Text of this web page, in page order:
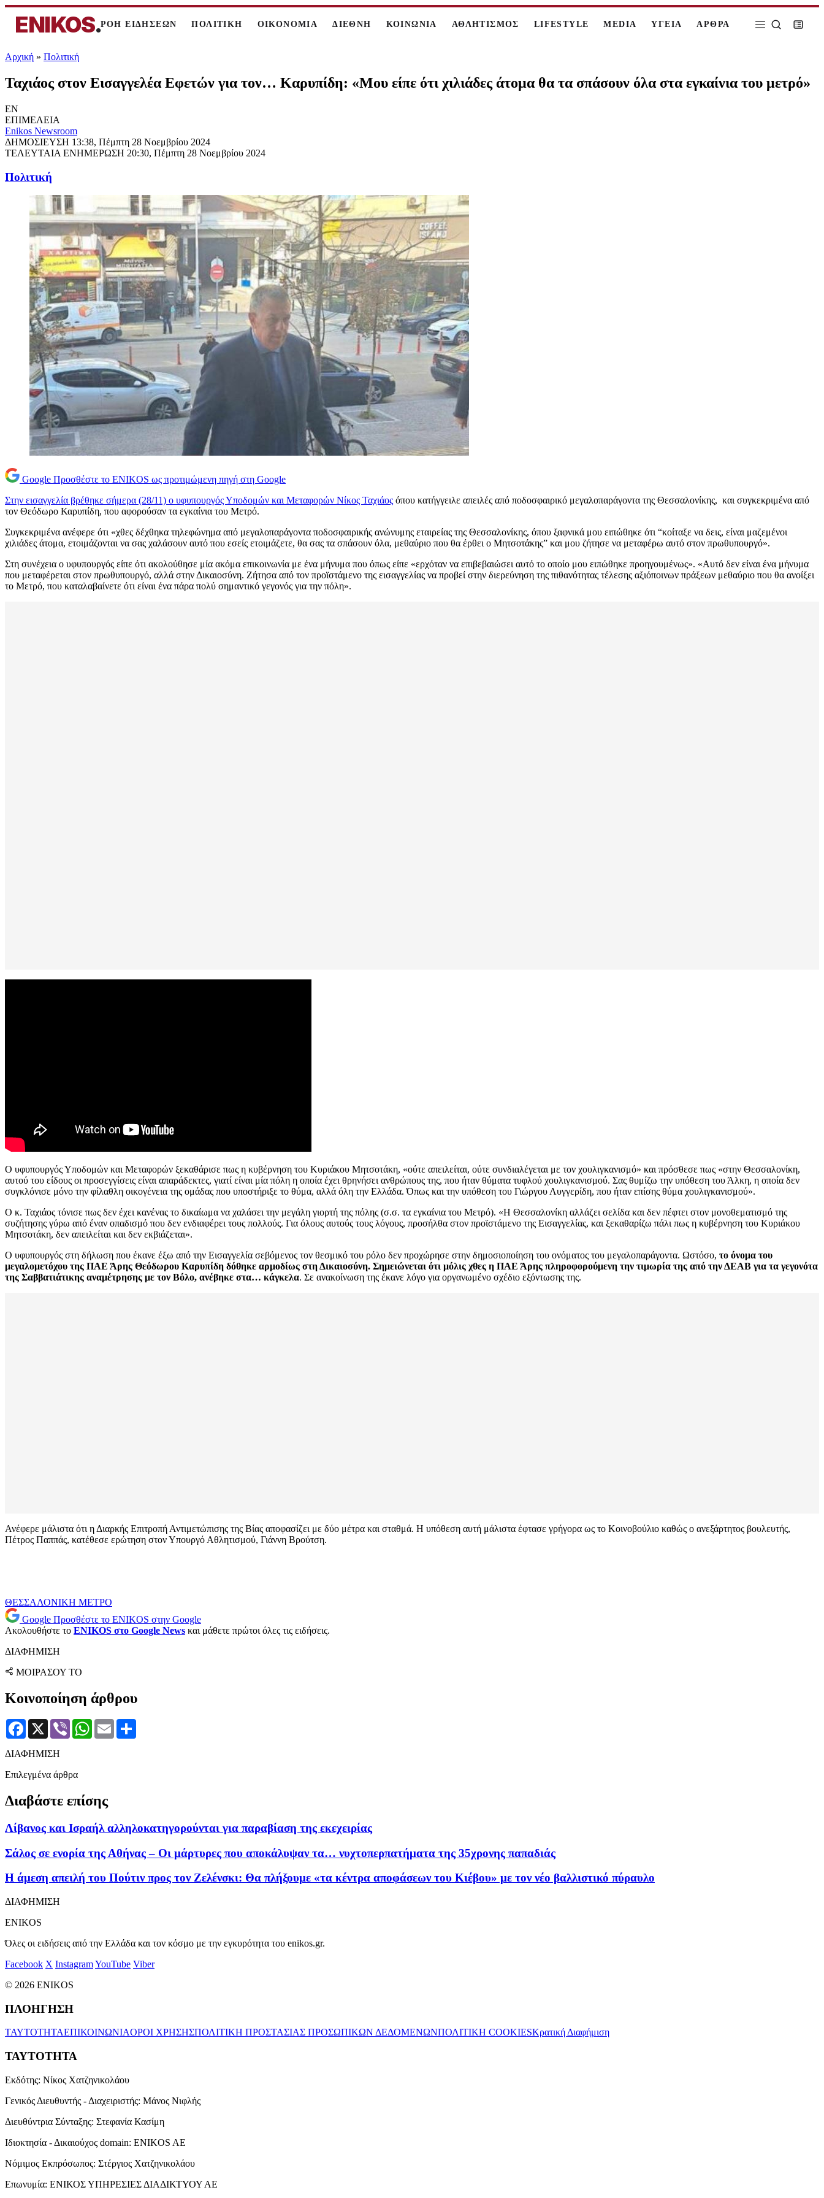
ENIKOS.ΡΟΗ ΕΙΔΗΣΕΩΝ ΠΟΛΙΤΙΚΗ ΟΙΚΟΝΟΜΙΑ ΔΙΕΘΝΗ ΚΟΙΝΩΝΙΑ ΑΘΛΗΤΙΣΜΟΣ LIFESTYLE MEDIA ΥΓΕΙΑ ΑΡΘΡΑ
Αρχική » Πολιτική
Ταχιάος στον Εισαγγελέα Εφετών για τον… Καρυπίδη: «Μου είπε ότι χιλιάδες άτομα θα τα σπάσουν όλα στα εγκαίνια του μετρό»
EN
ΕΠΙΜΕΛΕΙΑ
Enikos Newsroom
ΔΗΜΟΣΙΕΥΣΗ 13:38, Πέμπτη 28 Νοεμβρίου 2024
ΤΕΛΕΥΤΑΙΑ ΕΝΗΜΕΡΩΣΗ 20:30, Πέμπτη 28 Νοεμβρίου 2024
Πολιτική
Google Προσθέστε το ENIKOS ως προτιμώμενη πηγή στη Google
Στην εισαγγελία βρέθηκε σήμερα (28/11) ο υφυπουργός Υποδομών και Μεταφορών Νίκος Ταχιάος όπου κατήγγειλε απειλές από ποδοσφαιρικό μεγαλοπαράγοντα της Θεσσαλονίκης, και συγκεκριμένα από
τον Θεόδωρο Καρυπίδη, που αφορούσαν τα εγκαίνια του Μετρό.
Συγκεκριμένα ανέφερε ότι «χθες δέχθηκα τηλεφώνημα από μεγαλοπαράγοντα ποδοσφαιρικής ανώνυμης εταιρείας της Θεσσαλονίκης, όπου ξαφνικά μου ειπώθηκε ότι “κοίταξε να δεις, είναι μαζεμένοι
χιλιάδες άτομα, ετοιμάζονται να σας χαλάσουν αυτό που εσείς ετοιμάζετε, θα σας τα σπάσουν όλα, μεθαύριο που θα έρθει ο Μητσοτάκης” και μου ζήτησε να μεταφέρω αυτό στον πρωθυπουργό».
Στη συνέχεια ο υφυπουργός είπε ότι ακολούθησε μία ακόμα επικοινωνία με ένα μήνυμα που όπως είπε «ερχόταν να επιβεβαιώσει αυτό το οποίο μου ειπώθηκε προηγουμένως». «Αυτό δεν είναι ένα μήνυμα
που μεταφέρεται στον πρωθυπουργό, αλλά στην Δικαιοσύνη. Ζήτησα από τον προϊστάμενο της εισαγγελίας να προβεί στην διερεύνηση της πιθανότητας τέλεσης αξιόποινων πράξεων μεθαύριο που θα ανοίξει
το Μετρό, που καταλαβαίνετε ότι είναι ένα πάρα πολύ σημαντικό γεγονός για την πόλη».
Ο υφυπουργός Υποδομών και Μεταφορών ξεκαθάρισε πως η κυβέρνηση του Κυριάκου Μητσοτάκη, «ούτε απειλείται, ούτε συνδιαλέγεται με τον χουλιγκανισμό» και πρόσθεσε πως «στην Θεσσαλονίκη,
αυτού του είδους οι προσεγγίσεις είναι απαράδεκτες, γιατί είναι μία πόλη η οποία έχει θρηνήσει ανθρώπους της, που ήταν θύματα τυφλού χουλιγκανισμού. Σας θυμίζω την υπόθεση του Άλκη, η οποία δεν
συγκλόνισε μόνο την φίλαθλη οικογένεια της ομάδας που υποστήριξε το θύμα, αλλά όλη την Ελλάδα. Όπως και την υπόθεση του Γιώργου Λυγγερίδη, που ήταν επίσης θύμα χουλιγκανισμού».
Ο κ. Ταχιάος τόνισε πως δεν έχει κανένας το δικαίωμα να χαλάσει την μεγάλη γιορτή της πόλης (σ.σ. τα εγκαίνια του Μετρό). «Η Θεσσαλονίκη αλλάζει σελίδα και δεν πέφτει στον μονοθεματισμό της
συζήτησης γύρω από έναν οπαδισμό που δεν ενδιαφέρει τους πολλούς. Για όλους αυτούς τους λόγους, προσήλθα στον προϊστάμενο της Εισαγγελίας, και ξεκαθαρίζω πάλι πως η κυβέρνηση του Κυριάκου
Μητσοτάκη, δεν απειλείται και δεν εκβιάζεται».
Ο υφυπουργός στη δήλωση που έκανε έξω από την Εισαγγελία σεβόμενος τον θεσμικό του ρόλο δεν προχώρησε στην δημοσιοποίηση του ονόματος του μεγαλοπαράγοντα. Ωστόσο, το όνομα του
μεγαλομετόχου της ΠΑΕ Άρης Θεόδωρου Καρυπίδη δόθηκε αρμοδίως στη Δικαιοσύνη. Σημειώνεται ότι μόλις χθες η ΠΑΕ Άρης πληροφορούμενη την τιμωρία της από την ΔΕΑΒ για τα γεγονότα
της Σαββατιάτικης αναμέτρησης με τον Βόλο, ανέβηκε στα… κάγκελα. Σε ανακοίνωση της έκανε λόγο για οργανωμένο σχέδιο εξόντωσης της.
Ανέφερε μάλιστα ότι η Διαρκής Επιτροπή Αντιμετώπισης της Βίας αποφασίζει με δύο μέτρα και σταθμά. Η υπόθεση αυτή μάλιστα έφτασε γρήγορα ως το Κοινοβούλιο καθώς ο ανεξάρτητος βουλευτής,
Πέτρος Παππάς, κατέθεσε ερώτηση στον Υπουργό Αθλητισμού, Γιάννη Βρούτση.
ΘΕΣΣΑΛΟΝΙΚΗ ΜΕΤΡΟ
Google Προσθέστε το ENIKOS στην Google
Ακολουθήστε το ENIKOS στο Google News και μάθετε πρώτοι όλες τις ειδήσεις.
ΔΙΑΦΗΜΙΣΗ
ΜΟΙΡΑΣΟΥ ΤΟ
Κοινοποίηση άρθρου
Facebook
X Viber WhatsApp
Email
ΔΙΑΦΗΜΙΣΗ
Επιλεγμένα άρθρα
Διαβάστε επίσης
Λίβανος και Ισραήλ αλληλοκατηγορούνται για παραβίαση της εκεχειρίας
Σάλος σε ενορία της Αθήνας – Οι μάρτυρες που αποκάλυψαν τα… νυχτοπερπατήματα της 35χρονης παπαδιάς
Η άμεση απειλή του Πούτιν προς τον Ζελένσκι: Θα πλήξουμε «τα κέντρα αποφάσεων του Κιέβου» με τον νέο βαλλιστικό πύραυλο
ΔΙΑΦΗΜΙΣΗ
ENIKOS
Όλες οι ειδήσεις από την Ελλάδα και τον κόσμο με την εγκυρότητα του enikos.gr.
Facebook X InstagramYouTube Viber
© 2026 ENIKOS
ΠΛΟΗΓΗΣΗ
ΤΑΥΤΟΤΗΤΑΕΠΙΚΟΙΝΩΝΙΑΟΡΟΙ ΧΡΗΣΗΣΠΟΛΙΤΙΚΗ ΠΡΟΣΤΑΣΙΑΣ ΠΡΟΣΩΠΙΚΩΝ ΔΕΔΟΜΕΝΩΝΠΟΛΙΤΙΚΗ COOKIESΚρατική Διαφήμιση
ΤΑΥΤΟΤΗΤΑ
Εκδότης: Νίκος Χατζηνικολάου
Γενικός Διευθυντής - Διαχειριστής: Μάνος Νιφλής
Διευθύντρια Σύνταξης: Στεφανία Κασίμη
Ιδιοκτησία - Δικαιούχος domain: ENIKOS AE
Νόμιμος Εκπρόσωπος: Στέργιος Χατζηνικολάου
Επωνυμία: ΕΝΙΚΟΣ ΥΠΗΡΕΣΙΕΣ ΔΙΑΔΙΚΤΥΟΥ ΑΕ